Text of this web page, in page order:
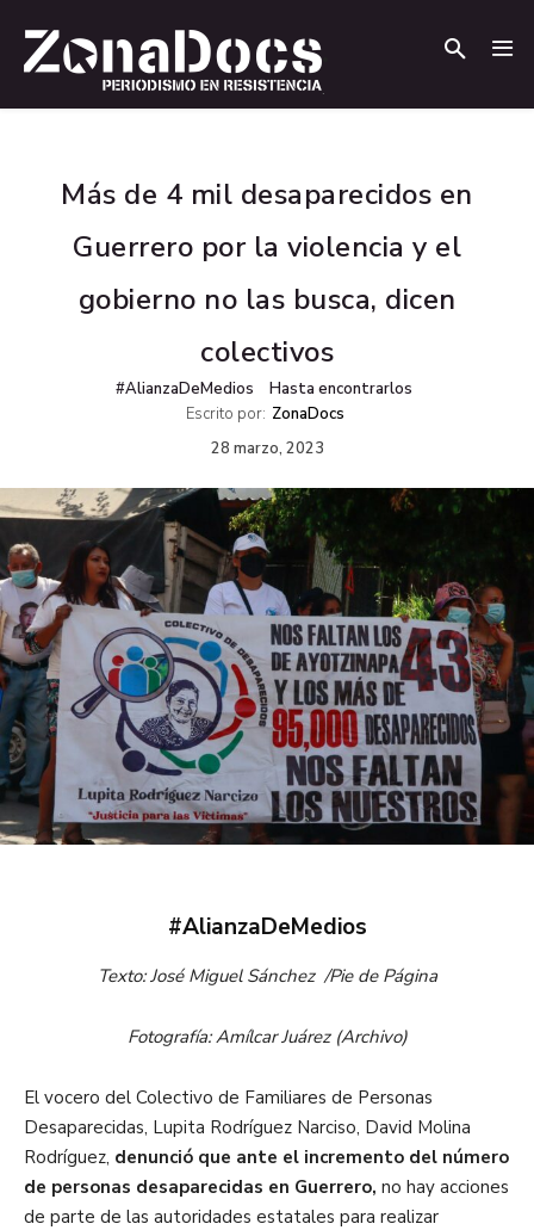
Más de 4 mil desaparecidos en
Guerrero por la violencia y el
gobierno no las busca, dicen
colectivos
#AlianzaDeMedios
Hasta encontrarlos
Escrito por: ZonaDocs
28 marzo, 2023
#AlianzaDeMedios
Texto: José Miguel Sánchez /Pie de Página
Fotografía: Amílcar Juárez (Archivo)
El vocero del Colectivo de Familiares de Personas
Desaparecidas, Lupita Rodríguez Narciso, David Molina
Rodríguez, denunció que ante el incremento del número
de personas desaparecidas en Guerrero, no hay acciones
de parte de las autoridades estatales para realizar